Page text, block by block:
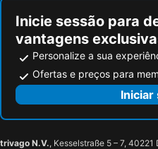
Inicie sessão para
vantagens
Personalize a sua
Ofertas e preços para
Iniciar
trivago N.V., Kesselstraße 5 – 7, 40221